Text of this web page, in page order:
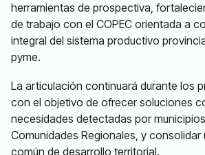
herramientas de prospectiva,
de trabajo con el COPEC orientada a
integral del sistema productivo
pyme.
La articulación continuará durante los
con el objetivo de ofrecer soluciones
necesidades detectadas por
Comunidades Regionales, y consolidar
común de desarrollo territorial.